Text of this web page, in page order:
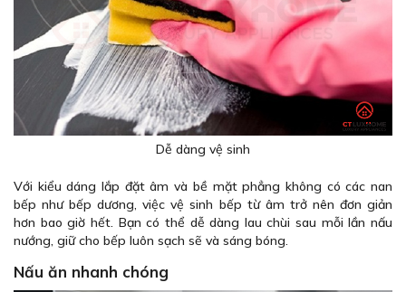
Dễ dàng vệ sinh
Với kiểu dáng lắp đặt âm và bề mặt phẳng không có các nan
bếp như bếp dương, việc vệ sinh bếp từ âm trở nên đơn giản
hơn bao giờ hết. Bạn có thể dễ dàng lau chùi sau mỗi lần nấu
nướng, giữ cho bếp luôn sạch sẽ và sáng bóng.
Nấu ăn nhanh chóng